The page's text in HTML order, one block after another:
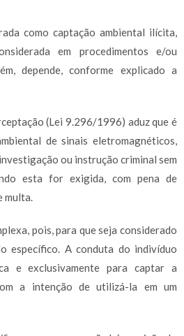
como captação ambiental ilícita,
em procedimentos e/ou
depende, conforme explicado a
(Lei 9.296/1996) aduz que é
de sinais eletromagnéticos,
ou instrução criminal sem
esta for exigida, com pena de
multa.
pois, para que seja considerado
específico. A conduta do indivíduo
e exclusivamente para captar a
a intenção de utilizá-la em um